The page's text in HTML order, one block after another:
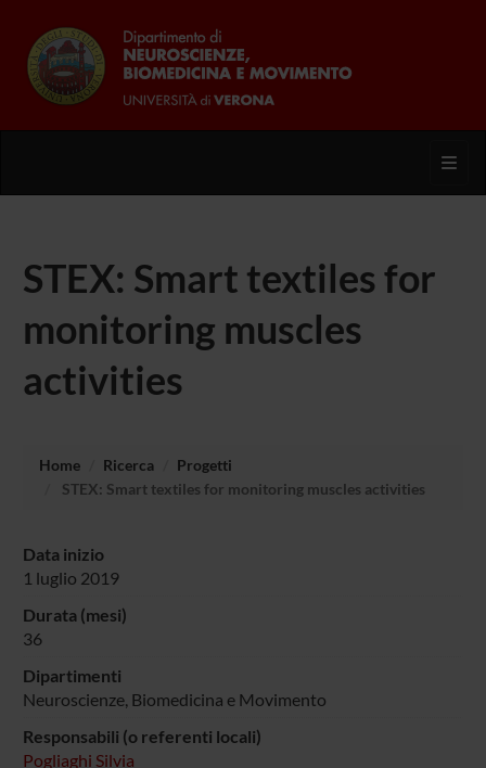
STEX: Smart textiles for
monitoring muscles
activities
Home Ricerca
Progetti
STEX: Smart textiles for monitoring muscles activities
Data inizio
1 luglio 2019
Durata (mesi)
36
Dipartimenti
Neuroscienze, Biomedicina e Movimento
Responsabili (o referenti locali)
Pogliaghi Silvia